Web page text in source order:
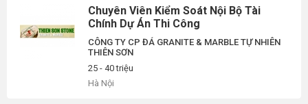
Chuyên Viên Kiểm Soát Nội Bộ Tài
Chính Dự Án Thi Công
CÔNG TY CP ĐÁ GRANITE & MARBLE TỰ NHIÊN
THIÊN SƠN
25 - 40 triệu
Hà Nội